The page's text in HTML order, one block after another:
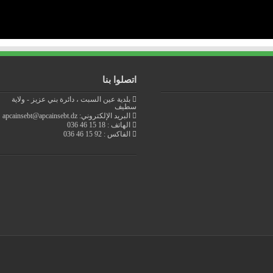
اتصلوا بنا
بلدية عين السبت ، دائرة بني عزيز - ولاية
سطيف
البريد الإلكتروني: apcainsebt@apcainsebt.dz
الهاتف : 18 15 46 036
الفاكس : 92 15 46 036